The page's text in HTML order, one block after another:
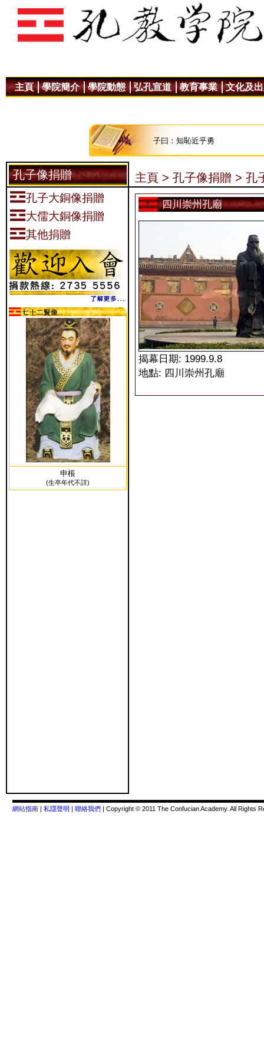
主頁 學院簡介 學院動態 弘孔宣道 教育事業 文化及
子曰：知恥近乎勇
孔子像捐贈
孔子大銅像捐贈
大儒大銅像捐贈
其他捐贈
申棖
(生卒年代不詳)
主頁 > 孔子像捐贈 > 孔
四川崇州孔廟
揭幕日期: 1999.9.8
地點: 四川崇州孔廟
網站指南 | 私隱聲明 | 聯絡我們 | Copyright © 2011 The Confucian Academy. All Rights